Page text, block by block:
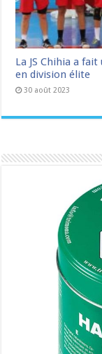
La JS Chihia a
en division élite
30 août 2023